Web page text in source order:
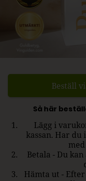
Beställ
Så här
Lägg i
kassan. Har du
Betala - Du
Hämta ut -